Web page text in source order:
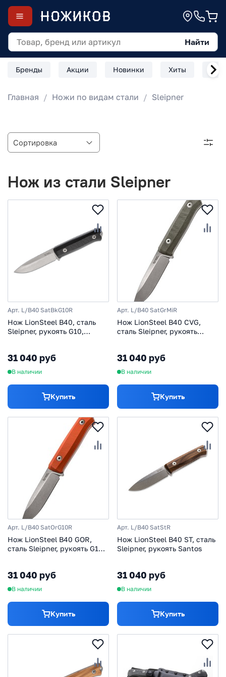
Найти
Бренды Акции Новинки Хиты
Главная Ножи по видам стали Sleipner
Нож из стали Sleipner
Арт. L/B40 SatBkG10R
Нож LionSteel B40, сталь
Sleipner, рукоять G10,
31 040 руб
В наличии
Купить
Арт. L/B40 SatGrMiR
Нож LionSteel B40 CVG,
сталь Sleipner, рукоять
31 040 руб
В наличии
Купить
Арт. L/B40 SatOrG10R
Нож LionSteel B40 GOR,
сталь Sleipner, рукоять G10,
31 040 руб
В наличии
Купить
Арт. L/B40 SatStR
Нож LionSteel B40 ST, сталь
Sleipner, рукоять Santos
31 040 руб
В наличии
Купить